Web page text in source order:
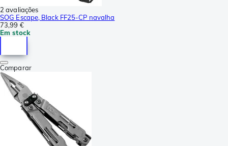
2 avaliações
SOG Escape, Black FF25-CP navalha
73,99 €
Em stock
Comparar